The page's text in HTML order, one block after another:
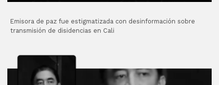
Emisora de paz fue estigmatizada con desinformación sobre
transmisión de disidencias en Cali